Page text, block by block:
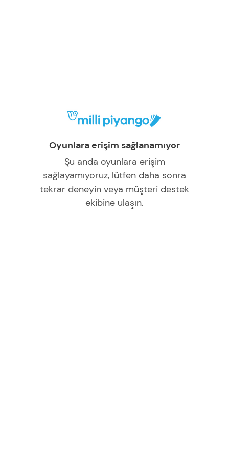
Oyunlara erişim sağlanamıyor
Şu anda oyunlara erişim
sağlayamıyoruz, lütfen daha sonra
tekrar deneyin veya müşteri destek
ekibine ulaşın.